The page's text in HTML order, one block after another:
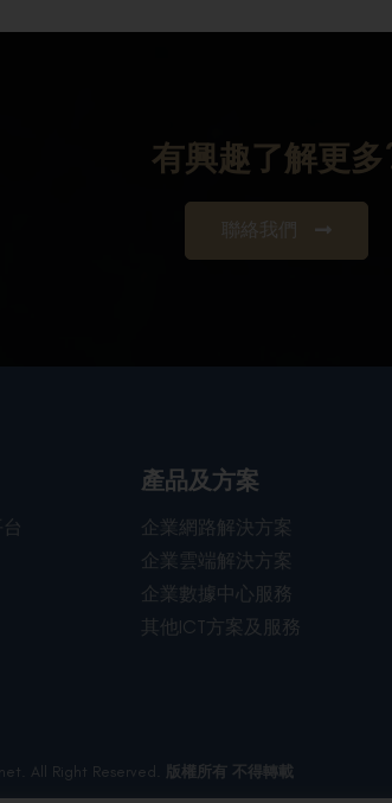
有興趣了解更多
聯絡我們
產品及方案
企業網路解決方案
企業雲端解決方案
企業數據中心服務
其他ICT方案及服務
All Right Reserved. 版權所有 不得轉載